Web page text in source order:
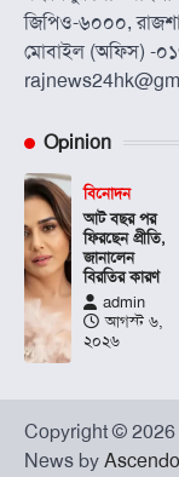
জিপিও-৬০০০,
মোবাইল (অফিস) -
Opinion
বিনোদন
আট বছর পর
ফিরছেন প্রীতি,
জানালেন
বিরতির কারণ
admin
আগস্ট ৬,
২০২৬
Copyright © 2026
News by